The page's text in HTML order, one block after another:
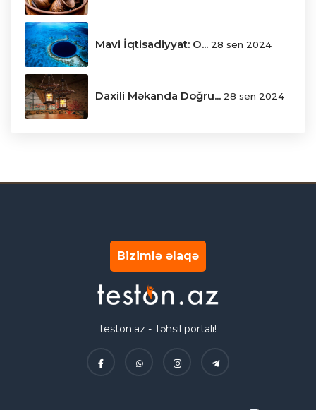
Mavi İqtisadiyyat: O... 28 sen 2024
Daxili Məkanda Doğru... 28 sen 2024
Bizimlə əlaqə
teston.az - Təhsil portalı!